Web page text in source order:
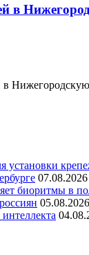
в
07.08.2026
биоритмы в
05.08.2026